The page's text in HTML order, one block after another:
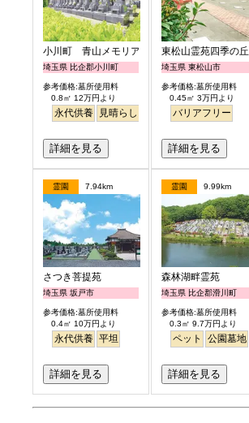
小川町 青山メモリアルパーク
埼玉県 比企郡小川町
参考価格:墓所使用料
0.8㎡ 12万円より
永代供養 見晴らし・眺望
詳細を見る
東松山霊苑四季の丘
埼玉県 東松山市
参考価格:墓所使用料
0.45㎡ 3万円より
バリアフリー
詳細を見る
霊園 7.94km
さつき菩提苑
埼玉県 坂戸市
参考価格:墓所使用料
0.4㎡ 10万円より
永代供養 平坦
詳細を見る
霊園 9.99km
森林湖畔霊苑
埼玉県 比企郡滑川町
参考価格:墓所使用料
0.3㎡ 9.7万円より
ペット 公園墓地
詳細を見る